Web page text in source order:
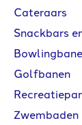
Cateraars
Snackbars
Golfbanen
Zwembaden